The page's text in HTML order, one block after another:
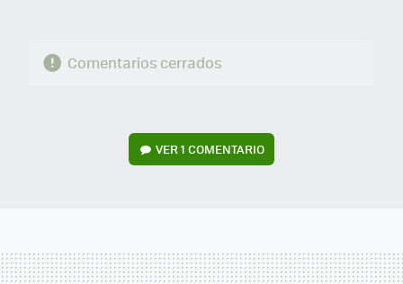
Comentarios cerrados
VER1 COMENTARIO